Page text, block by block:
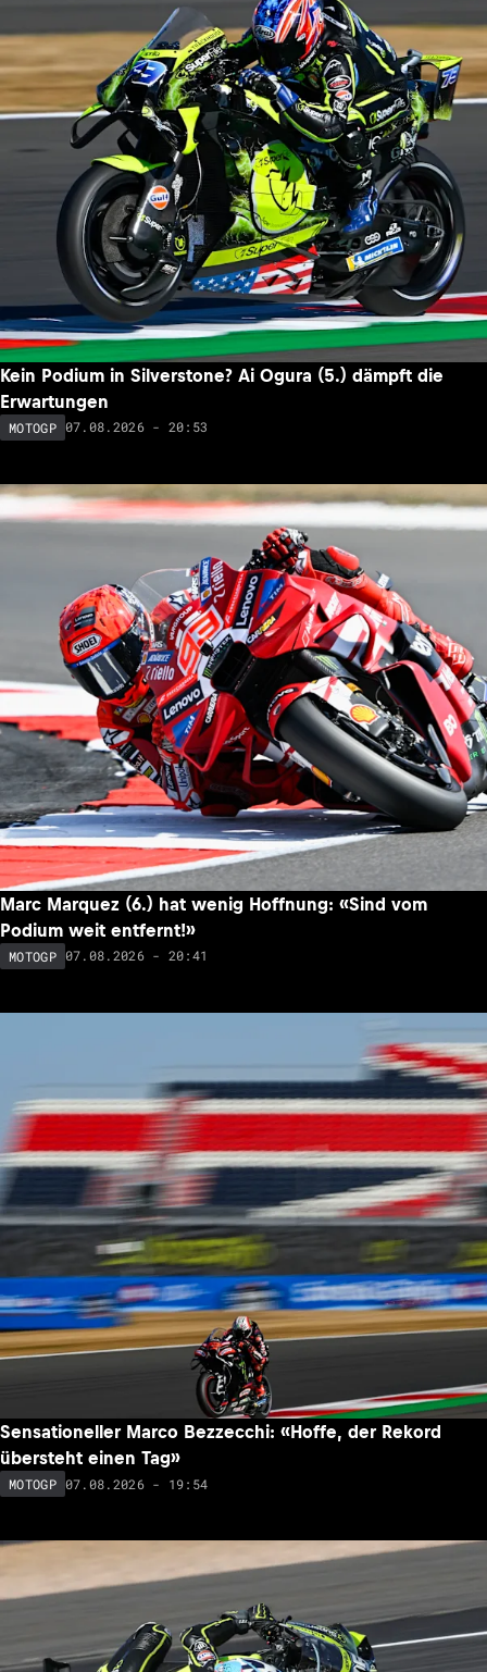
Kein Podium in Silverstone? Ai Ogura (5.) dämpft die
Erwartungen
MOTOGP 07.08.2026 - 20:53
Marc Marquez (6.) hat wenig Hoffnung: «Sind vom
Podium weit entfernt!»
MOTOGP 07.08.2026 - 20:41
Sensationeller Marco Bezzecchi: «Hoffe, der Rekord
übersteht einen Tag»
MOTOGP 07.08.2026 - 19:54